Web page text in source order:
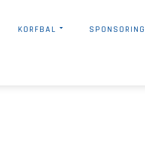
KORFBAL SPONSORING